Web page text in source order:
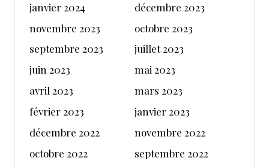
janvier 2024
décembre 2023
novembre 2023
octobre 2023
septembre 2023
juillet 2023
juin 2023
mai 2023
avril 2023
mars 2023
février 2023
janvier 2023
décembre 2022
novembre 2022
octobre 2022
septembre 2022